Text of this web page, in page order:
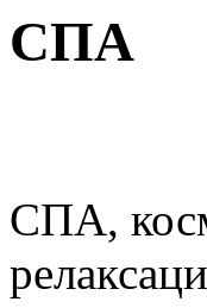
СПА
СПА,